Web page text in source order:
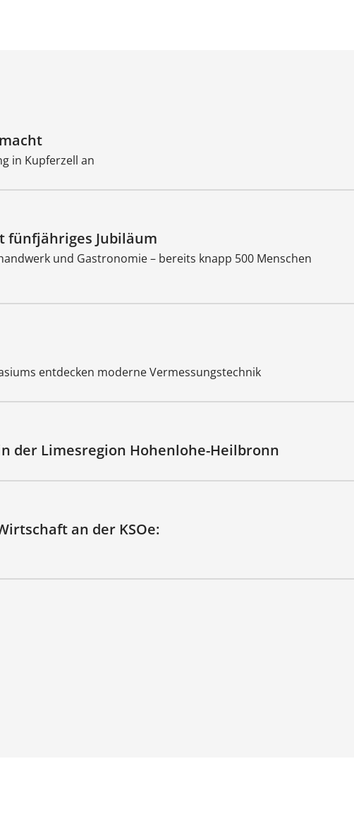
in Kupferzell an
fünfjähriges Jubiläum
und Gastronomie – bereits knapp 500 Menschen
entdecken moderne Vermessungstechnik
der Limesregion Hohenlohe-Heilbronn
an der KSOe: